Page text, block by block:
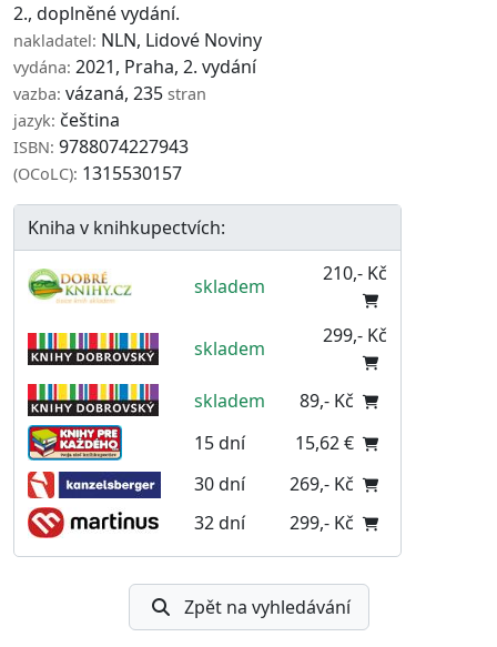
2., doplněné vydání.
nakladatel: NLN, Lidové Noviny
vydána: 2021, Praha, 2. vydání
vazba: vázaná, 235 stran
jazyk: čeština
ISBN: 9788074227943
(OCoLC): 1315530157
Kniha v knihkupectvích:
skladem
210,- Kč
skladem
299,- Kč
skladem
89,- Kč
15 dní
15,62 €
30 dní
269,- Kč
32 dní
299,- Kč
Zpět na vyhledávání